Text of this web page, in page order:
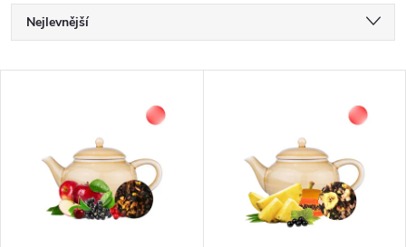
Ř
a
Nejlevnější